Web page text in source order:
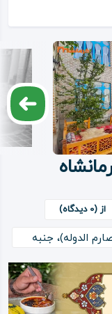
از (0 دیدگاه)
الدوله)، جنبه